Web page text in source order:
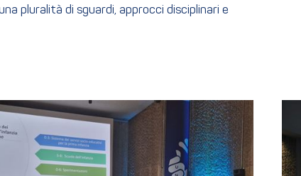
pluralità di sguardi, approcci disciplinari e